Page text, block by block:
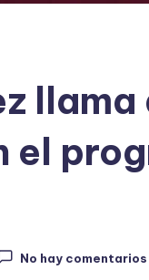
el
No hay comentarios